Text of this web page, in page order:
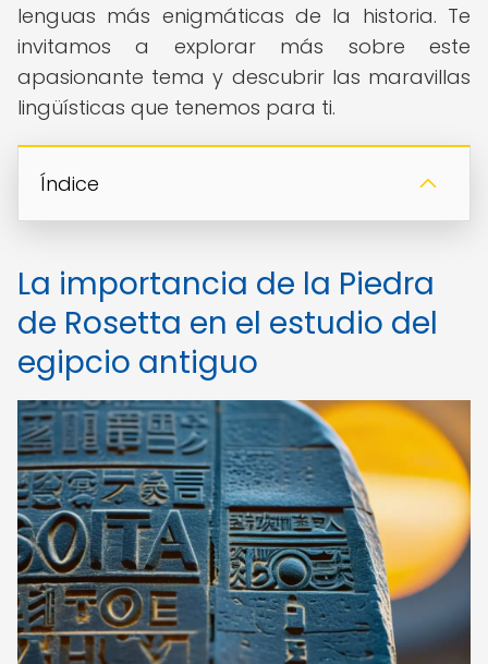
lenguas más enigmáticas de la historia. Te
invitamos a explorar más sobre este
apasionante tema y descubrir las maravillas
lingüísticas que tenemos para ti.
Índice
La importancia de la Piedra
de Rosetta en el estudio del
egipcio antiguo